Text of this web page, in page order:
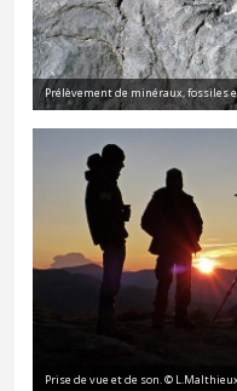
Prélèvement de minéraux, fossiles
Prise de vue et de son. ©